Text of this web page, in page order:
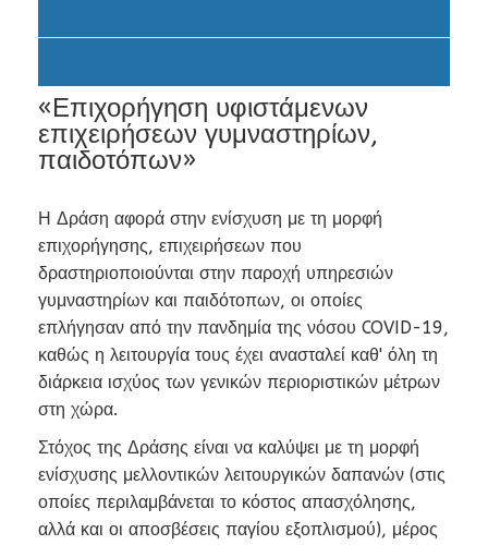
«Επιχορήγηση υφιστάμενων
επιχειρήσεων γυμναστηρίων,
παιδοτόπων»
Η Δράση αφορά στην ενίσχυση με τη μορφή
επιχορήγησης, επιχειρήσεων που
δραστηριοποιούνται στην παροχή υπηρεσιών
γυμναστηρίων και παιδότοπων, οι οποίες
επλήγησαν από την πανδημία της νόσου COVID-19,
καθώς η λειτουργία τους έχει ανασταλεί καθ' όλη τη
διάρκεια ισχύος των γενικών περιοριστικών μέτρων
στη χώρα.
Στόχος της Δράσης είναι να καλύψει με τη μορφή
ενίσχυσης μελλοντικών λειτουργικών δαπανών (στις
οποίες περιλαμβάνεται το κόστος απασχόλησης,
αλλά και οι αποσβέσεις παγίου εξοπλισμού), μέρος